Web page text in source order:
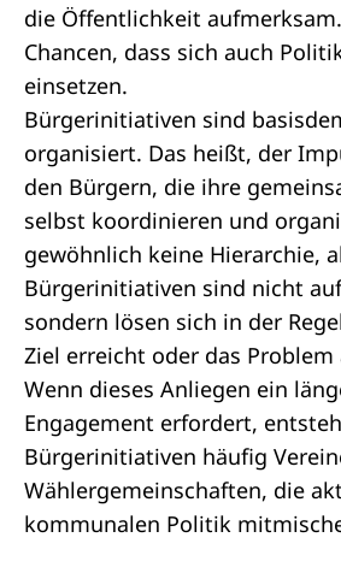
die Öffentlichkeit
Chancen, dass sich auch
einsetzen.
Bürgerinitiativen sind
organisiert. Das heißt, der
den Bürgern, die ihre
selbst koordinieren und
gewöhnlich keine Hierarchie,
Bürgerinitiativen sind nicht
sondern lösen sich in der
Ziel erreicht oder das
Wenn dieses Anliegen ein
Engagement erfordert,
Bürgerinitiativen häufig
Wählergemeinschaften, die
kommunalen Politik